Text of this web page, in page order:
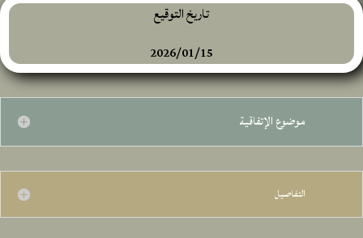
تاريخ التوقيع
2026/01/15
موضوع الإتفاقية
التفاصيل